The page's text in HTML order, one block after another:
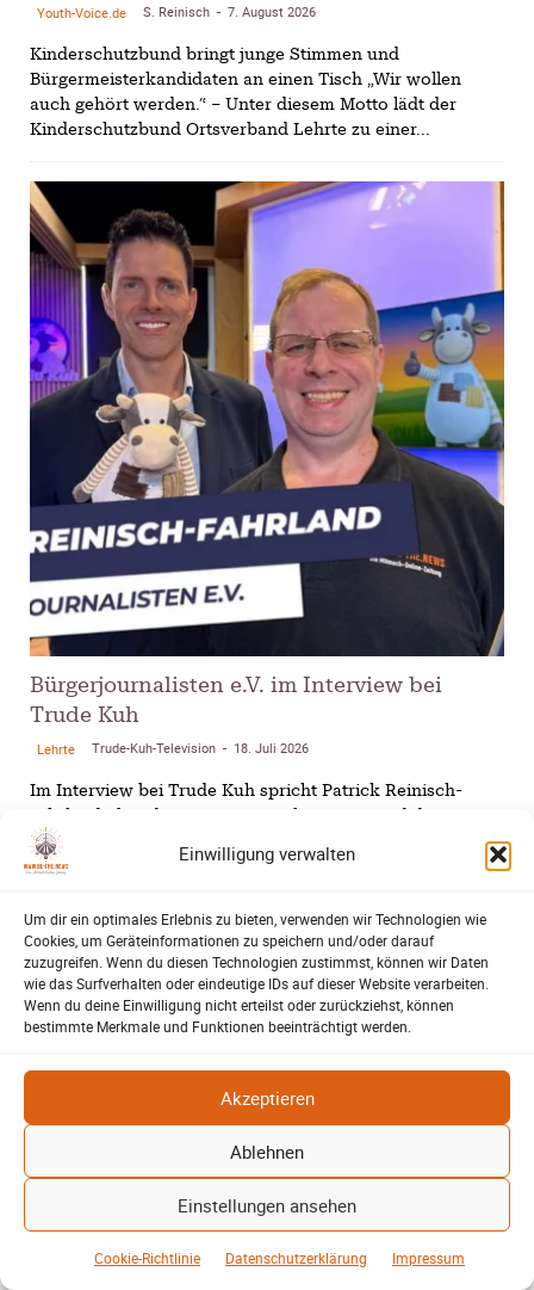
Einwilligung verwalten
Um dir ein optimales Erlebnis zu bieten, verwenden wir Technologien wie
Cookies, um Geräteinformationen zu speichern und/oder darauf
zuzugreifen. Wenn du diesen Technologien zustimmst, können wir Daten
wie das Surfverhalten oder eindeutige IDs auf dieser Website verarbeiten.
Wenn du deine Einwilligung nicht erteilst oder zurückziehst, können
bestimmte Merkmale und Funktionen beeinträchtigt werden.
Akzeptieren
Ablehnen
Einstellungen ansehen
Cookie-Richtlinie Datenschutzerklärung Impressum
Youth-Voice.de S. Reinisch - 7. August 2026
Kinderschutzbund bringt junge Stimmen und
Bürgermeisterkandidaten an einen Tisch „Wir wollen
auch gehört werden.“ – Unter diesem Motto lädt der
Kinderschutzbund Ortsverband Lehrte zu einer...
Bürgerjournalisten e.V. im Interview bei
Trude Kuh
Lehrte Trude-Kuh-Television - 18. Juli 2026
Im Interview bei Trude Kuh spricht Patrick Reinisch-
Zukunft des Lokaljournalismus.